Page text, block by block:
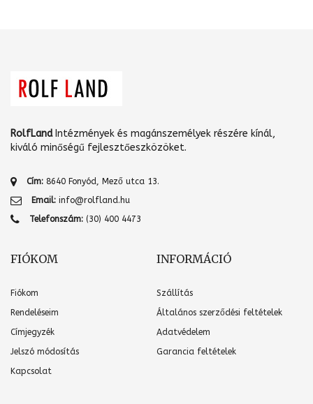
RolfLandIntézmények és magánszemélyek részére kínál,
kiváló minőségű fejlesztőeszközöket.
Cím: 8640 Fonyód, Mező utca 13.
Email: info@rolfland.hu
Telefonszám: (30) 400 4473
FIÓKOM
Fiókom
Rendeléseim
Címjegyzék
Jelszó módosítás
Kapcsolat
INFORMÁCIÓ
Szállítás
Általános szerződési feltételek
Adatvédelem
Garancia feltételek